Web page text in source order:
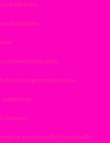
Addictions
Addictions
comment m'en sortir
visio région toulousaine
émotionnelle Mondonville